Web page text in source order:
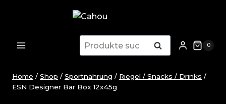
Suche
nach:
Suche 0
Home / Shop / Sportnahrung / Riegel / Snacks / Drinks /
ESN Designer Bar Box 12x45g